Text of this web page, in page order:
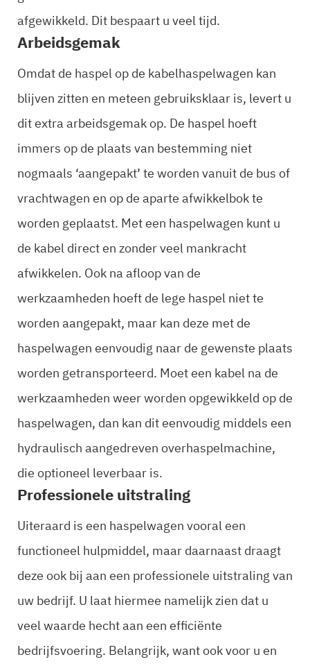
afgewikkeld. Dit bespaart u veel tijd.
Arbeidsgemak
Omdat de haspel op de kabelhaspelwagen kan
blijven zitten en meteen gebruiksklaar is, levert u
dit extra arbeidsgemak op. De haspel hoeft
immers op de plaats van bestemming niet
nogmaals ‘aangepakt’ te worden vanuit de bus of
vrachtwagen en op de aparte afwikkelbok te
worden geplaatst. Met een haspelwagen kunt u
de kabel direct en zonder veel mankracht
afwikkelen. Ook na afloop van de
werkzaamheden hoeft de lege haspel niet te
worden aangepakt, maar kan deze met de
haspelwagen eenvoudig naar de gewenste plaats
worden getransporteerd. Moet een kabel na de
werkzaamheden weer worden opgewikkeld op de
haspelwagen, dan kan dit eenvoudig middels een
hydraulisch aangedreven overhaspelmachine,
die optioneel leverbaar is.
Professionele uitstraling
Uiteraard is een haspelwagen vooral een
functioneel hulpmiddel, maar daarnaast draagt
deze ook bij aan een professionele uitstraling van
uw bedrijf. U laat hiermee namelijk zien dat u
veel waarde hecht aan een efficiënte
bedrijfsvoering. Belangrijk, want ook voor u en